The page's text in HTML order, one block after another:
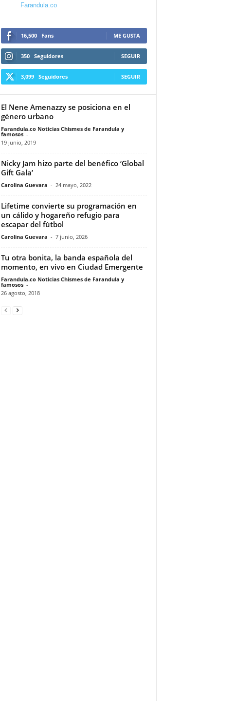
Farandula.co
16,500 Fans ME GUSTA
350 Seguidores SEGUIR
3,099 Seguidores SEGUIR
El Nene Amenazzy se posiciona en el
género urbano
Farandula.co Noticias Chismes de Farandula y
famosos -
19 junio, 2019
Nicky Jam hizo parte del benéfico ‘Global
Gift Gala’
Carolina Guevara - 24 mayo, 2022
Lifetime convierte su programación en
un cálido y hogareño refugio para
escapar del fútbol
Carolina Guevara - 7 junio, 2026
Tu otra bonita, la banda española del
momento, en vivo en Ciudad Emergente
Farandula.co Noticias Chismes de Farandula y
famosos -
26 agosto, 2018